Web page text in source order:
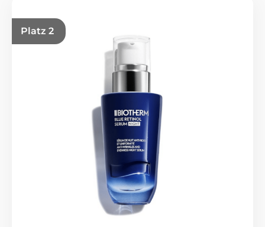
Platz 2